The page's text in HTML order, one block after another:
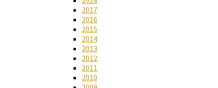
2017
2016
2015
2014
2013
2012
2011
2010